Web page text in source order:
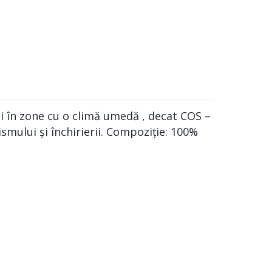
zone cu o climă umedă , decat COS –
și închirierii. Compoziție: 100%